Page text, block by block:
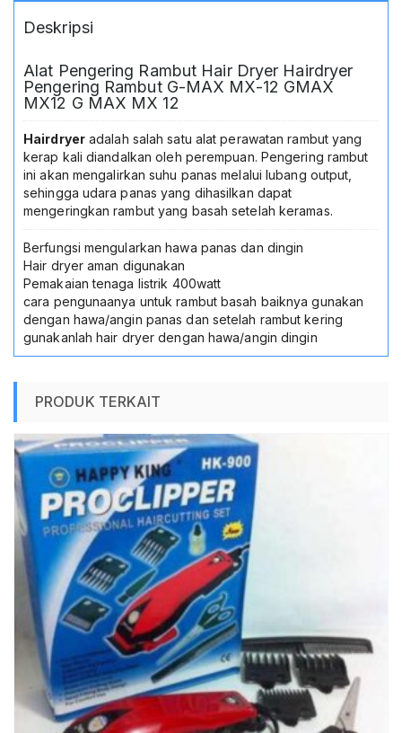
Deskripsi
Alat Pengering Rambut Hair Dryer Hairdryer
Pengering Rambut G-MAX MX-12 GMAX
MX12 G MAX MX 12
Hairdryeradalah salah satu alat perawatan rambut yang
kerap kali diandalkan oleh perempuan. Pengering rambut
ini akan mengalirkan suhu panas melalui lubang output,
sehingga udara panas yang dihasilkan dapat
mengeringkan rambut yang basah setelah keramas.
Berfungsi mengularkan hawa panas dan dingin
Hair dryer aman digunakan
Pemakaian tenaga listrik 400watt
cara pengunaanya untuk rambut basah baiknya gunakan
dengan hawa/angin panas dan setelah rambut kering
gunakanlah hair dryer dengan hawa/angin dingin
PRODUK TERKAIT